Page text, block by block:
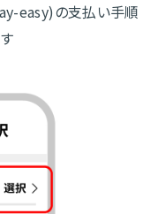
easy)の支払い手順